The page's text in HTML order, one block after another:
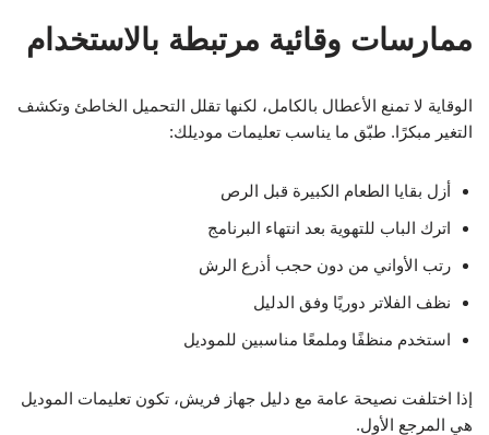
ممارسات وقائية مرتبطة بالاستخدام
الوقاية لا تمنع الأعطال بالكامل، لكنها تقلل التحميل الخاطئ وتكشف
التغير مبكرًا. طبّق ما يناسب تعليمات موديلك:
أزل بقايا الطعام الكبيرة قبل الرص
اترك الباب للتهوية بعد انتهاء البرنامج
رتب الأواني من دون حجب أذرع الرش
نظف الفلاتر دوريًا وفق الدليل
استخدم منظفًا وملمعًا مناسبين للموديل
إذا اختلفت نصيحة عامة مع دليل جهاز فريش، تكون تعليمات الموديل
هي المرجع الأول.